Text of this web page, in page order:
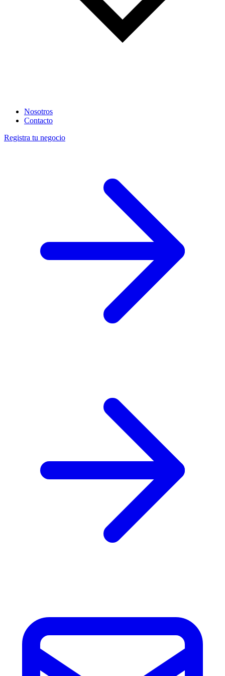
Nosotros
Contacto
Registra tu negocio